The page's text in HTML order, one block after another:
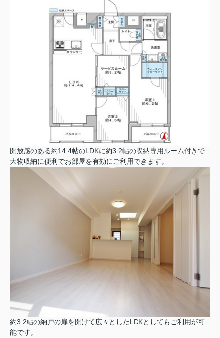
開放感のある約14.4帖のLDKに約3.2帖の収納専用ルーム付きで
大物収納に便利でお部屋を有効にご利用できます。
約3.2帖の納戸の扉を開けて広々としたLDKとしてもご利用が可
能です。